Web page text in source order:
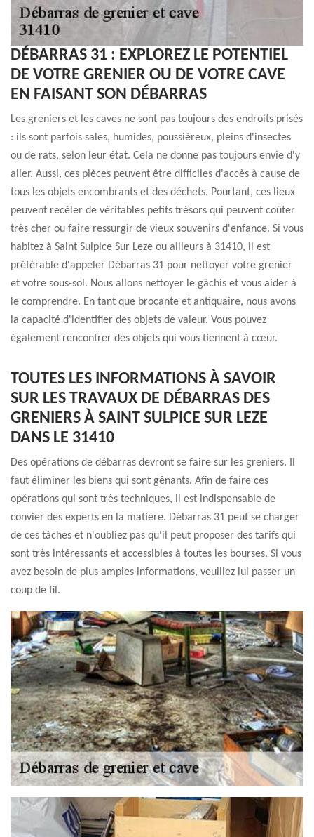
DÉBARRAS 31 : EXPLOREZ LE POTENTIEL
DE VOTRE GRENIER OU DE VOTRE CAVE
EN FAISANT SON DÉBARRAS
Les greniers et les caves ne sont pas toujours des endroits prisés
: ils sont parfois sales, humides, poussiéreux, pleins d'insectes
ou de rats, selon leur état. Cela ne donne pas toujours envie d'y
aller. Aussi, ces pièces peuvent être difficiles d'accès à cause de
tous les objets encombrants et des déchets. Pourtant, ces lieux
peuvent recéler de véritables petits trésors qui peuvent coûter
très cher ou faire ressurgir de vieux souvenirs d'enfance. Si vous
habitez à Saint Sulpice Sur Leze ou ailleurs à 31410, il est
préférable d'appeler Débarras 31 pour nettoyer votre grenier
et votre sous-sol. Nous allons nettoyer le gâchis et vous aider à
le comprendre. En tant que brocante et antiquaire, nous avons
la capacité d'identifier des objets de valeur. Vous pouvez
également rencontrer des objets qui vous tiennent à cœur.
TOUTES LES INFORMATIONS À SAVOIR
SUR LES TRAVAUX DE DÉBARRAS DES
GRENIERS À SAINT SULPICE SUR LEZE
DANS LE 31410
Des opérations de débarras devront se faire sur les greniers. Il
faut éliminer les biens qui sont gênants. Afin de faire ces
opérations qui sont très techniques, il est indispensable de
convier des experts en la matière. Débarras 31 peut se charger
de ces tâches et n'oubliez pas qu'il peut proposer des tarifs qui
sont très intéressants et accessibles à toutes les bourses. Si vous
avez besoin de plus amples informations, veuillez lui passer un
coup de fil.